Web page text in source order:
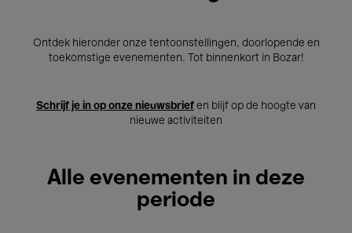
Ontdek hieronder onze tentoonstellingen, doorlopende en
toekomstige evenementen. Tot binnenkort in Bozar!
Schrijf je in op onze nieuwsbrief en blijf op de hoogte van
nieuwe activiteiten
Alle evenementen in deze
periode